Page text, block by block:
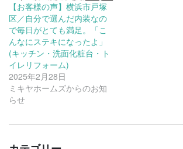
【お客様の声】横浜市戸塚
区／自分で選んだ内装なの
で毎日がとても満足。「こ
んなにステキになったよ」
(キッチン・洗面化粧台・ト
イレリフォーム)
2025年2月28日
ミキヤホームズからのお知
らせ